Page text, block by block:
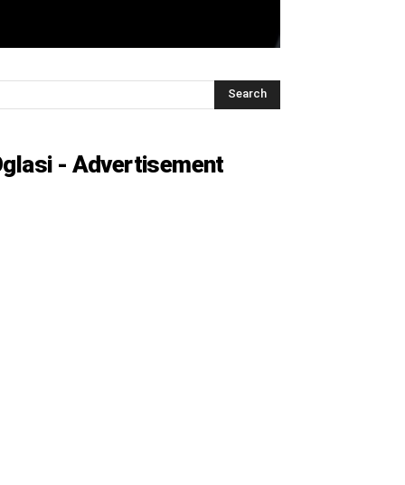
- Advertisement